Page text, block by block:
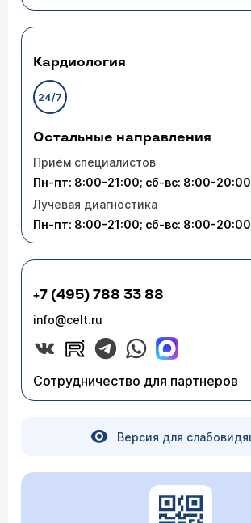
Кардиология
24/7
Остальные направления
Приём специалистов
Пн-пт: 8:00-21:00; сб-вс: 8:00-20:00
Лучевая диагностика
Пн-пт: 8:00-21:00; сб-вс: 8:00-20:00
+7 (495) 788 33 88
info@celt.ru
Сотрудничество для партнеров
Версия для